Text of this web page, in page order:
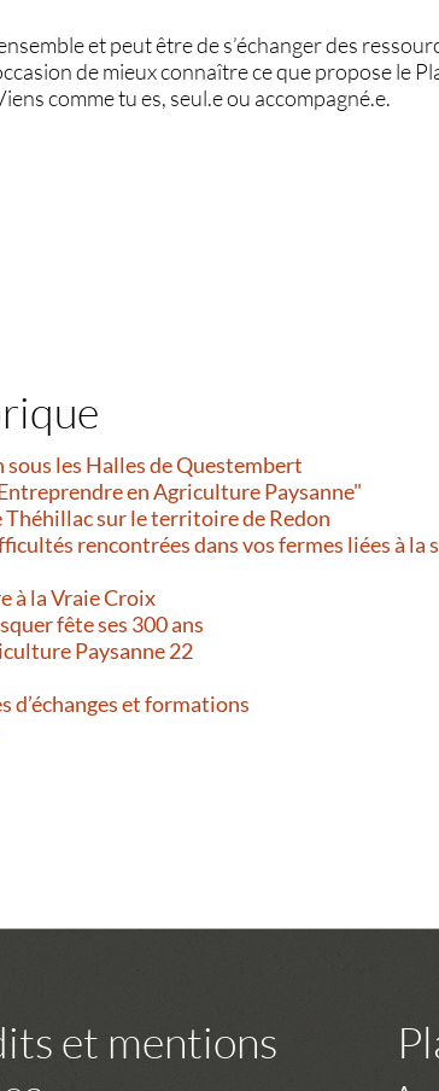
et peut être de s’échanger des
de mieux connaître ce que propose le
comme tu es, seul.e ou accompagné.e.
sous les Halles de Questembert
en Agriculture Paysanne"
Théhillac sur le territoire de Redon
rencontrées dans vos fermes liées à la
à la Vraie Croix
fête ses 300 ans
Paysanne 22
d’échanges et formations
et mentions